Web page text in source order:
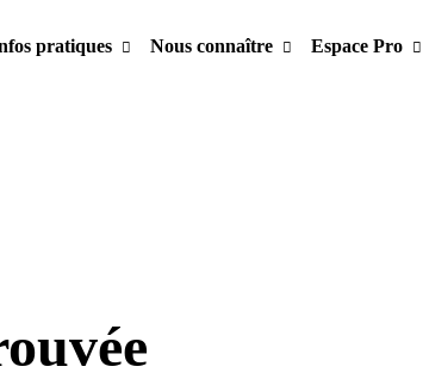
pratiques Nous connaître Espace Pro